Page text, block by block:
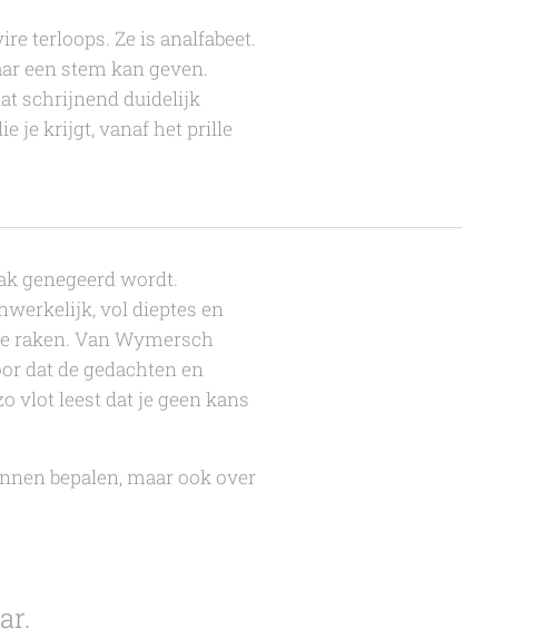
terloops. Ze is analfabeet.
een stem kan geven.
schrijnend duidelijk
je krijgt, vanaf het prille
genegeerd wordt.
vol dieptes en
raken. Van Wymersch
dat de gedachten en
vlot leest dat je geen kans
bepalen, maar ook over